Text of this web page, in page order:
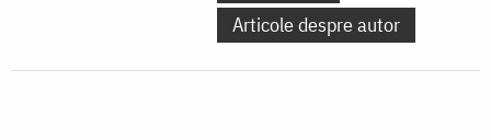
Articole despre autor